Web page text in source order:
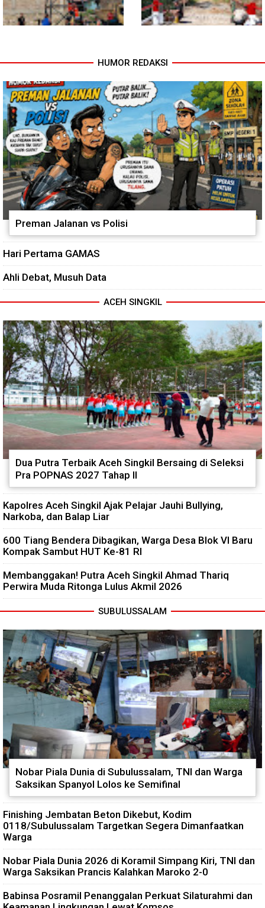
Progres TNI AD Manunggal Air
Dirikan Tower Polytank di
Belegen Mulia
Kodim 0118 Tancap Gas
Jembatan Garuda
HUMOR REDAKSI
Preman Jalanan vs Polisi
Hari Pertama GAMAS
Ahli Debat, Musuh Data
ACEH SINGKIL
Dua Putra Terbaik Aceh Singkil Bersaing di Seleksi
Pra POPNAS 2027 Tahap II
Kapolres Aceh Singkil Ajak Pelajar Jauhi Bullying,
Narkoba, dan Balap Liar
600 Tiang Bendera Dibagikan, Warga Desa Blok VI Baru
Kompak Sambut HUT Ke-81 RI
Membanggakan! Putra Aceh Singkil Ahmad Thariq
Perwira Muda Ritonga Lulus Akmil 2026
SUBULUSSALAM
Nobar Piala Dunia di Subulussalam, TNI dan Warga
Saksikan Spanyol Lolos ke Semifinal
Finishing Jembatan Beton Dikebut, Kodim
0118/Subulussalam Targetkan Segera Dimanfaatkan
Warga
Nobar Piala Dunia 2026 di Koramil Simpang Kiri, TNI dan
Warga Saksikan Prancis Kalahkan Maroko 2-0
Babinsa Posramil Penanggalan Perkuat Silaturahmi dan